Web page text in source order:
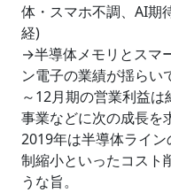
体・スマホ不調、AI期
経)
→半導体メモリとスマ
ン電子の業績が揺らい
～12月期の営業利益
事業などに次の成長を
2019年は半導体ライ
制縮小といったコスト
うな旨。